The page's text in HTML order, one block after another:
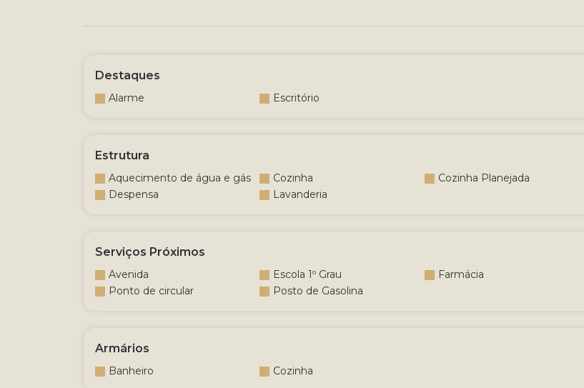
Destaques
Alarme Escritório
Estrutura
Aquecimento de água e gás Cozinha
Cozinha Planejada
Despensa
Lavanderia
Serviços Próximos
Avenida Escola 1º Grau
Farmácia
Ponto de circular
Posto de Gasolina
Armários
Banheiro Cozinha